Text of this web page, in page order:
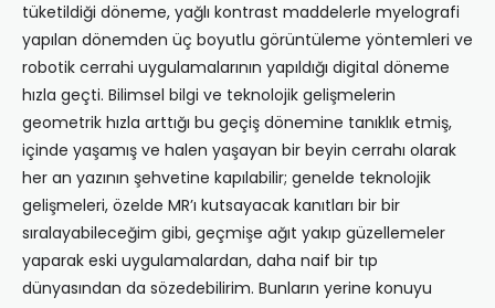
tüketildiği döneme, yağlı kontrast maddelerle myelografi
yapılan dönemden üç boyutlu görüntüleme yöntemleri ve
robotik cerrahi uygulamalarının yapıldığı digital döneme
hızla geçti. Bilimsel bilgi ve teknolojik gelişmelerin
geometrik hızla arttığı bu geçiş dönemine tanıklık etmiş,
içinde yaşamış ve halen yaşayan bir beyin cerrahı olarak
her an yazının şehvetine kapılabilir; genelde teknolojik
gelişmeleri, özelde MR’ı kutsayacak kanıtları bir bir
sıralayabileceğim gibi, geçmişe ağıt yakıp güzellemeler
yaparak eski uygulamalardan, daha naif bir tıp
dünyasından da sözedebilirim. Bunların yerine konuyu